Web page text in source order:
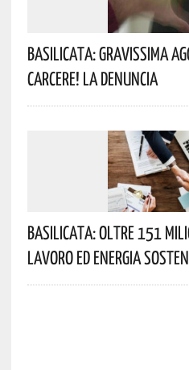
Basilicata: Gravissima
Carcere! La Denuncia
Basilicata: Oltre 151
Lavoro Ed Energia